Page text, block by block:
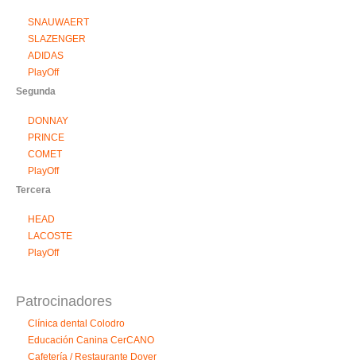
SNAUWAERT
SLAZENGER
ADIDAS
PlayOff
Segunda
DONNAY
PRINCE
COMET
PlayOff
Tercera
HEAD
LACOSTE
PlayOff
Patrocinadores
Clínica dental Colodro
Educación Canina CerCANO
Cafetería / Restaurante Dover